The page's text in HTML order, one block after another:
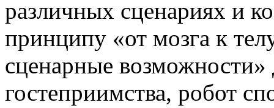
различных сценариях и
принципу «от мозга к
сценарные возможности»
гостеприимства, робот